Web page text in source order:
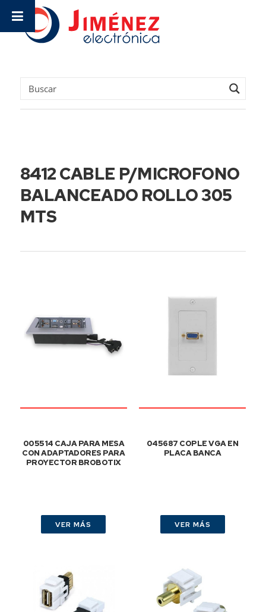
8412 CABLE P/MICROFONO
BALANCEADO ROLLO 305
MTS
005514 CAJA PARA MESA
CON ADAPTADORES PARA
PROYECTOR BROBOTIX
VER MÁS
045687 COPLE VGA EN
PLACA BANCA
VER MÁS